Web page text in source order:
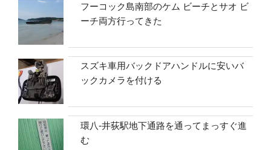
フーコック島南部のケム ビーチとサオ ビ
ーチ両方行ってきた
スズキ車用バックドアハンドルに安いバ
ックカメラを付ける
環八-井荻駅地下通路を通ってまっすぐ進
む